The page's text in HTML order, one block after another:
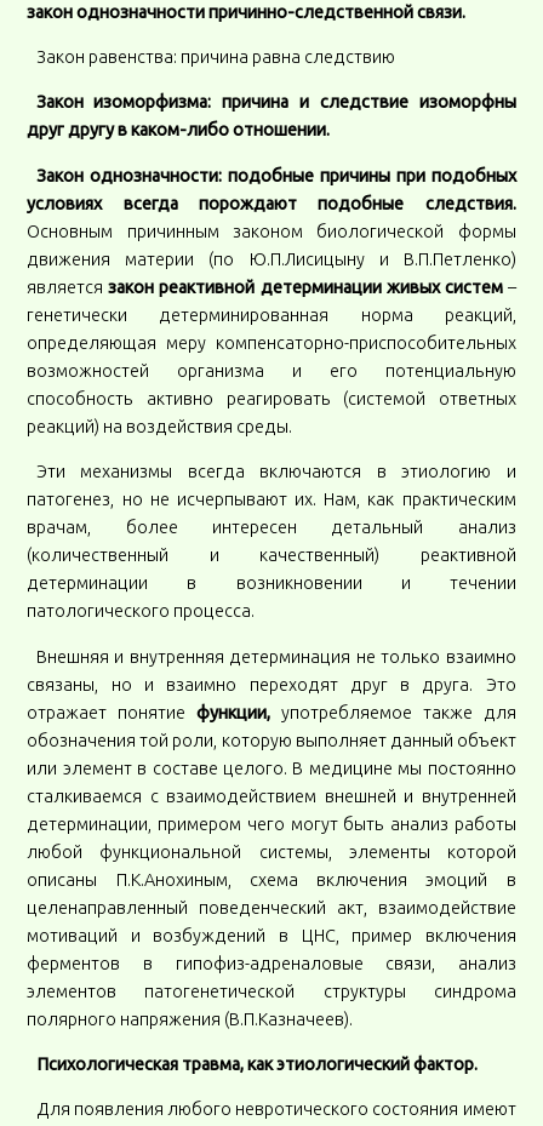
закон однозначности причинно-следственной связи.
Закон равенства: причина равна следствию
Закон изоморфизма: причина и следствие изоморфны
друг другу в каком-либо отношении.
Закон однозначности: подобные причины при подобных
условиях всегда порождают подобные следствия.
Основным причинным законом биологической формы
движения материи (по Ю.П.Лисицыну и В.П.Петленко)
являетсязакон реактивной детерминации живых систем –
генетически детерминированная норма реакций,
определяющая меру компенсаторно-приспособительных
возможностей организма и его потенциальную
способность активно реагировать (системой ответных
реакций) на воздействия среды.
Эти механизмы всегда включаются в этиологию и
патогенез, но не исчерпывают их. Нам, как практическим
врачам, более интересен детальный анализ
(количественный и качественный) реактивной
детерминации в возникновении и течении
патологического процесса.
Внешняя и внутренняя детерминация не только взаимно
связаны, но и взаимно переходят друг в друга. Это
отражает понятиефункции, употребляемое также для
обозначения той роли, которую выполняет данный объект
или элемент в составе целого. В медицине мы постоянно
сталкиваемся с взаимодействием внешней и внутренней
детерминации, примером чего могут быть анализ работы
любой функциональной системы, элементы которой
описаны П.К.Анохиным, схема включения эмоций в
целенаправленный поведенческий акт, взаимодействие
мотиваций и возбуждений в ЦНС, пример включения
ферментов в гипофиз-адреналовые связи, анализ
элементов патогенетической структуры синдрома
полярного напряжения (В.П.Казначеев).
Психологическая травма, как этиологический фактор.
Для появления любого невротического состояния имеют